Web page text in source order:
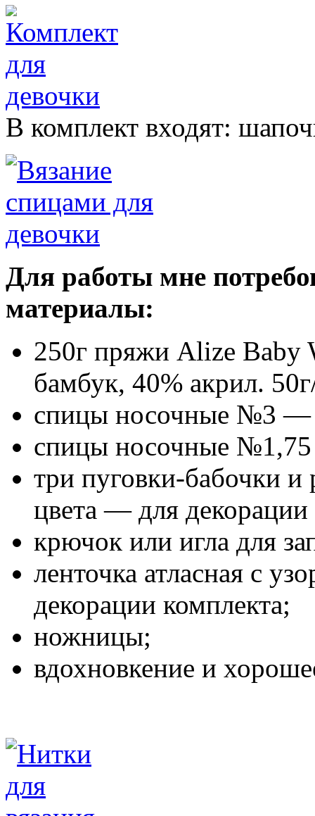
В комплект входят:
Для работы мне
материалы:
250г пряжи Alize Baby
бамбук, 40% акрил.
спицы носочные №3 —
спицы носочные
три пуговки-бабочки и
цвета — для декорации
крючок или игла для
ленточка атласная с
декорации комплекта;
ножницы;
вдохновкение и